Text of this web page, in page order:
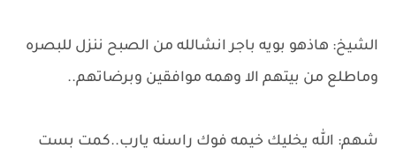
الشيخ: هاذهو بويه باجر انشالله من الصبح ننزل للبصره
وماطلع من بيتهم الا وهمه موافقين وبرضاتهم..
شهم: الله يخليك خيمه فوك راسنه يارب..كمت بست